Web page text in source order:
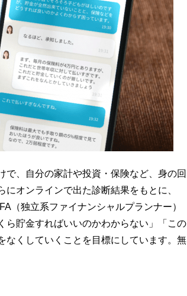
で、自分の家計や投資・保険など、身の回
オンラインで出た診断結果をもとに、
（独立系ファイナンシャルプランナー）
ら貯金すればいいのかわからない」「この
なくしていくことを目標にしています。無